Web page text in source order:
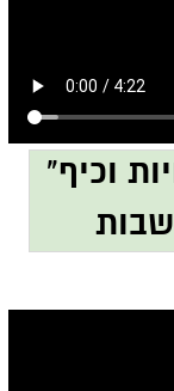
וכיף"